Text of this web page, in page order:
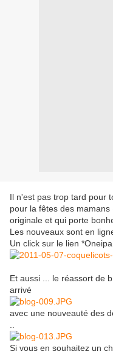
Il n'est pas trop tard pour
pour la fêtes des
originale et qui porte
Les nouveaux sont en
Un click sur le lien
Et aussi ... le réassort de
arrivé
avec une nouveauté des
Si vous en souhaitez un